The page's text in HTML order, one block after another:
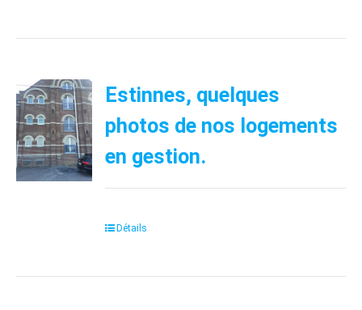
Estinnes, quelques
photos de nos logements
en gestion.
Détails